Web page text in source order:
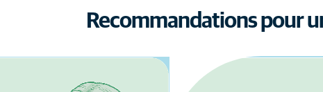
Recommandations pour